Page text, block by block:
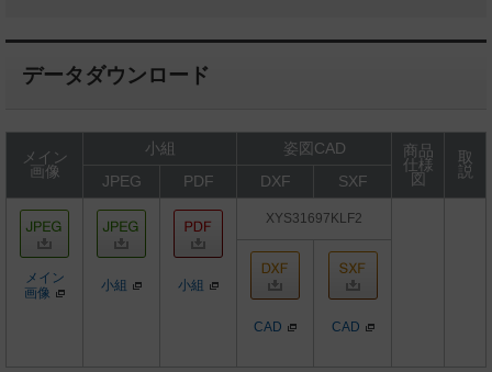
データダウンロード
メイン
画像
小組 姿図CAD
商品
仕様
図
取
説
JPEG PDF DXF SXF
メイン
画像
小組 小組
XYS31697KLF2
CAD CAD